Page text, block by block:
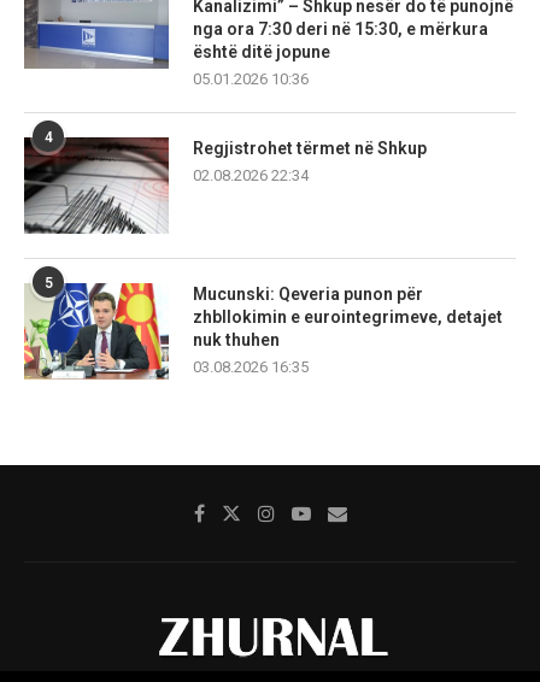
Kanalizimi” – Shkup nesër do të punojnë
nga ora 7:30 deri në 15:30, e mërkura
është ditë jopune
05.01.2026 10:36
4
Regjistrohet tërmet në Shkup
02.08.2026 22:34
5
Mucunski: Qeveria punon për
zhbllokimin e eurointegrimeve, detajet
nuk thuhen
03.08.2026 16:35